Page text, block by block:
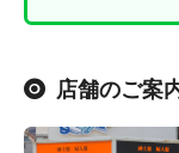
店舗のご案